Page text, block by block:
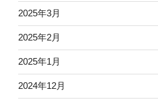
2025年3月
2025年2月
2025年1月
2024年12月